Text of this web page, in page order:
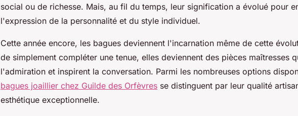
social ou de richesse. Mais, au fil du temps, leur signification a évolué pour
l'expression de la personnalité et du style individuel.
Cette année encore, les bagues deviennent l'incarnation même de cette
de simplement compléter une tenue, elles deviennent des pièces maîtresses
l'admiration et inspirent la conversation. Parmi les nombreuses options
bagues joaillier chez Guilde des Orfèvres se distinguent par leur qualité
esthétique exceptionnelle.